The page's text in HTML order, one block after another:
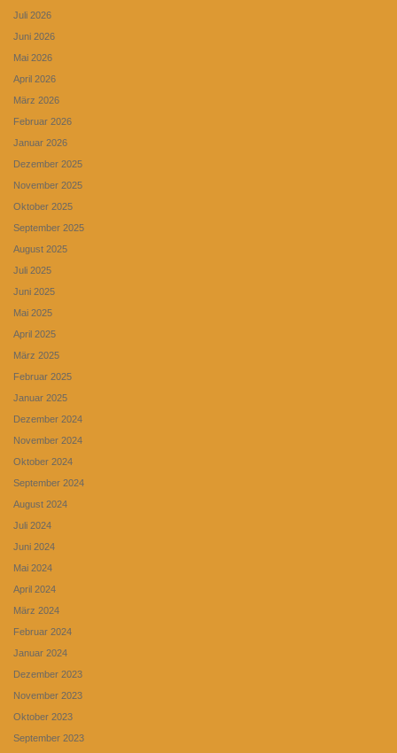
Juli 2026
Juni 2026
Mai 2026
April 2026
März 2026
Februar 2026
Januar 2026
Dezember 2025
November 2025
Oktober 2025
September 2025
August 2025
Juli 2025
Juni 2025
Mai 2025
April 2025
März 2025
Februar 2025
Januar 2025
Dezember 2024
November 2024
Oktober 2024
September 2024
August 2024
Juli 2024
Juni 2024
Mai 2024
April 2024
März 2024
Februar 2024
Januar 2024
Dezember 2023
November 2023
Oktober 2023
September 2023